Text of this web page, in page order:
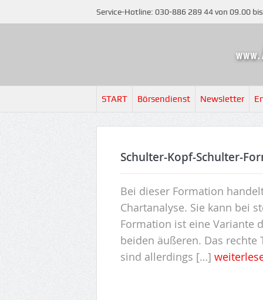
Service-Hotline: 030-886 289 44 von 09.00
START Börsendienst Newsletter
Schulter-Kopf-Schulter-
Bei dieser Formation
Chartanalyse. Sie kann bei
Formation ist eine Variante
beiden äußeren. Das rechte
sind allerdings […]